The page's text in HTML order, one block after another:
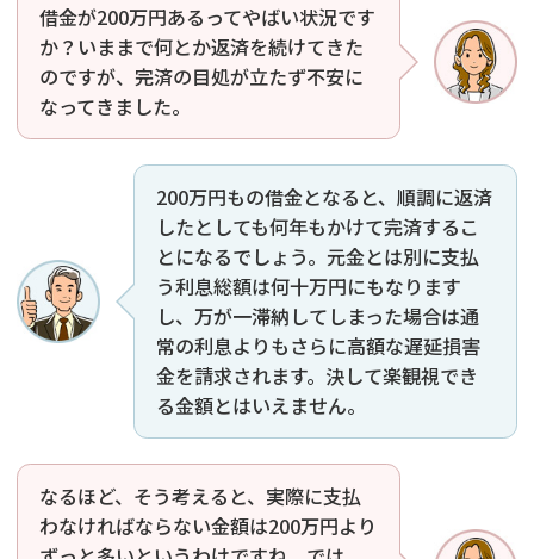
闇金
借金問題
借金が200万円あるってやばい状況です
か？いままで何とか返済を続けてきた
のですが、完済の目処が立たず不安に
なってきました。
200万円もの借金となると、順調に返済
したとしても何年もかけて完済するこ
とになるでしょう。元金とは別に支払
う利息総額は何十万円にもなります
し、万が一滞納してしまった場合は通
常の利息よりもさらに高額な遅延損害
金を請求されます。決して楽観視でき
る金額とはいえません。
なるほど、そう考えると、実際に支払
わなければならない金額は200万円より